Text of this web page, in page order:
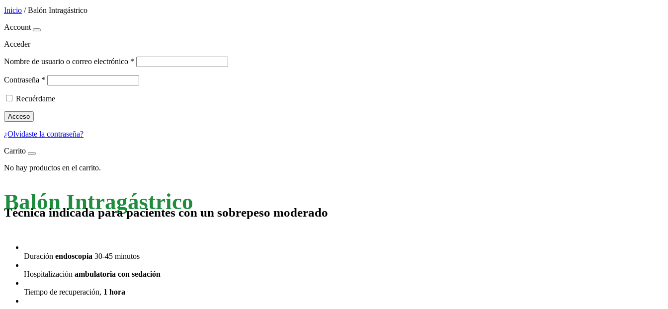
Inicio /Balón Intragástrico
Account
Acceder
Nombre de usuario o correo electrónico *
Contraseña *
Recuérdame
Acceso
¿Olvidaste la contraseña?
Carrito
No hay productos en el carrito.
Balón Intragástrico
Técnica indicada para pacientes con un sobrepeso moderado
Duración endoscopia 30-45 minutos
Hospitalización ambulatoria con sedación
Tiempo de recuperación, 1 hora